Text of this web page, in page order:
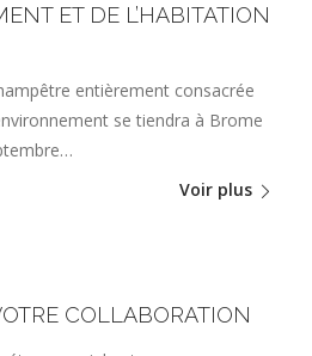
ET DE L’HABITATION
entièrement consacrée
se tiendra à Brome
Voir plus
COLLABORATION